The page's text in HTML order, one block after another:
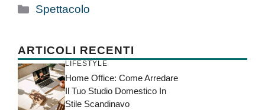
Categorie
Spettacolo
ARTICOLI RECENTI
LIFESTYLE
Home Office: Come Arredare
Il Tuo Studio Domestico In
Stile Scandinavo